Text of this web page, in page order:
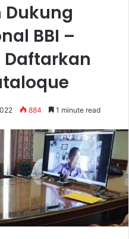
Dukung
BBI –
Daftarkan
884 1 minute read